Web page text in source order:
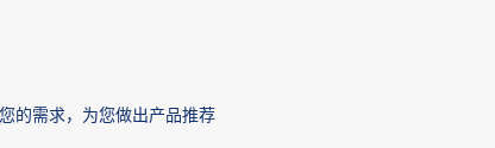
的需求，为您做出产品推荐